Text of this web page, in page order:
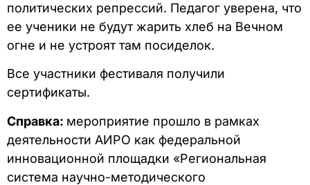
политических репрессий. Педагог уверена, что
ее ученики не будут жарить хлеб на Вечном
огне и не устроят там посиделок.
Все участники фестиваля получили
сертификаты.
Справка: мероприятие прошло в рамках
деятельности АИРО как федеральной
инновационной площадки «Региональная
система научно-методического